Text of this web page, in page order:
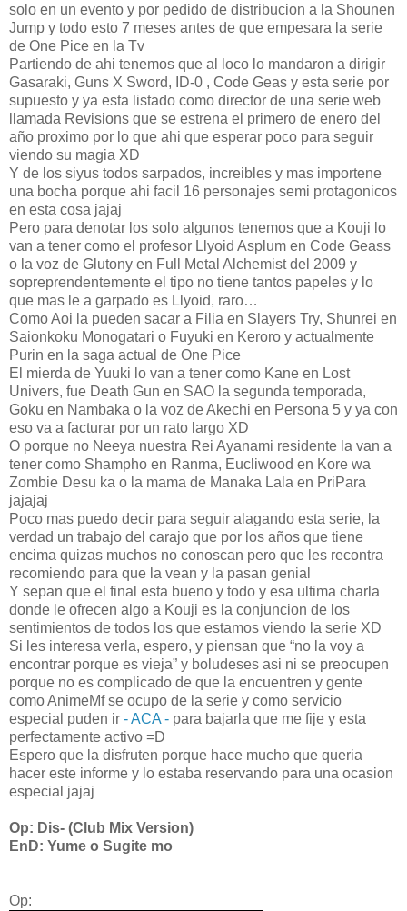
solo en un evento y por pedido de distribucion a la Shounen
Jump y todo esto 7 meses antes de que empesara la serie
de One Pice en la Tv
Partiendo de ahi tenemos que al loco lo mandaron a dirigir
Gasaraki, Guns X Sword, ID-0 , Code Geas y esta serie por
supuesto y ya esta listado como director de una serie web
llamada Revisions que se estrena el primero de enero del
año proximo por lo que ahi que esperar poco para seguir
viendo su magia XD
Y de los siyus todos sarpados, increibles y mas importene
una bocha porque ahi facil 16 personajes semi protagonicos
en esta cosa jajaj
Pero para denotar los solo algunos tenemos que a Kouji lo
van a tener como el profesor Llyoid Asplum en Code Geass
o la voz de Glutony en Full Metal Alchemist del 2009 y
sopreprendentemente el tipo no tiene tantos papeles y lo
que mas le a garpado es Llyoid, raro…
Como Aoi la pueden sacar a Filia en Slayers Try, Shunrei en
Saionkoku Monogatari o Fuyuki en Keroro y actualmente
Purin en la saga actual de One Pice
El mierda de Yuuki lo van a tener como Kane en Lost
Univers, fue Death Gun en SAO la segunda temporada,
Goku en Nambaka o la voz de Akechi en Persona 5 y ya con
eso va a facturar por un rato largo XD
O porque no Neeya nuestra Rei Ayanami residente la van a
tener como Shampho en Ranma, Eucliwood en Kore wa
Zombie Desu ka o la mama de Manaka Lala en PriPara
jajajaj
Poco mas puedo decir para seguir alagando esta serie, la
verdad un trabajo del carajo que por los años que tiene
encima quizas muchos no conoscan pero que les recontra
recomiendo para que la vean y la pasan genial
Y sepan que el final esta bueno y todo y esa ultima charla
donde le ofrecen algo a Kouji es la conjuncion de los
sentimientos de todos los que estamos viendo la serie XD
Si les interesa verla, espero, y piensan que “no la voy a
encontrar porque es vieja” y boludeses asi ni se preocupen
porque no es complicado de que la encuentren y gente
como AnimeMf se ocupo de la serie y como servicio
especial puden ir - ACA - para bajarla que me fije y esta
perfectamente activo =D
Espero que la disfruten porque hace mucho que queria
hacer este informe y lo estaba reservando para una ocasion
especial jajaj
Op: Dis- (Club Mix Version)
EnD: Yume o Sugite mo
Op: